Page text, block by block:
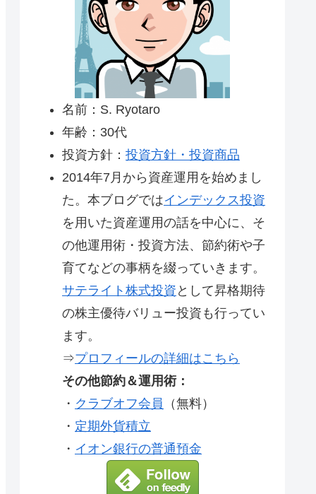
名前：S. Ryotaro
年齢：30代
投資方針： 投資方針・投資商品
2014年7月から資産運用を始めまし
た。本ブログではインデックス投資
を用いた資産運用の話を中心に、そ
の他運用術・投資方法、節約術や子
育てなどの事柄を綴っていきます。
サテライト株式投資 として昇格期待
の株主優待バリュー投資も行ってい
ます。
⇒プロフィールの詳細はこちら
その他節約＆運用術：
・ クラブオフ会員 （無料）
・ 定期外貨積立
・ イオン銀行の普通預金